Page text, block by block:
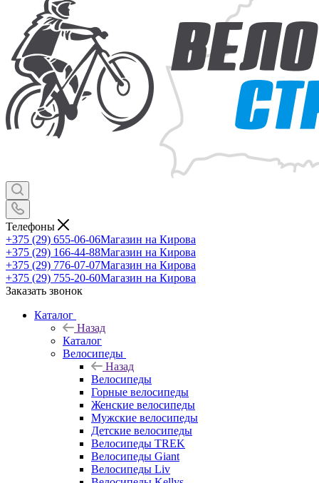
Телефоны
+375 (29) 655-06-06Магазин на Кирова
+375 (29) 166-44-88Магазин на Кирова
+375 (29) 776-07-07Магазин на Кирова
+375 (29) 755-20-60Магазин на Кирова
Заказать звонок
Каталог
Назад
Каталог
Велосипеды
Назад
Велосипеды
Горные велосипеды
Женские велосипеды
Мужские велосипеды
Детские велосипеды
Велосипеды TREK
Велосипеды Giant
Велосипеды Liv